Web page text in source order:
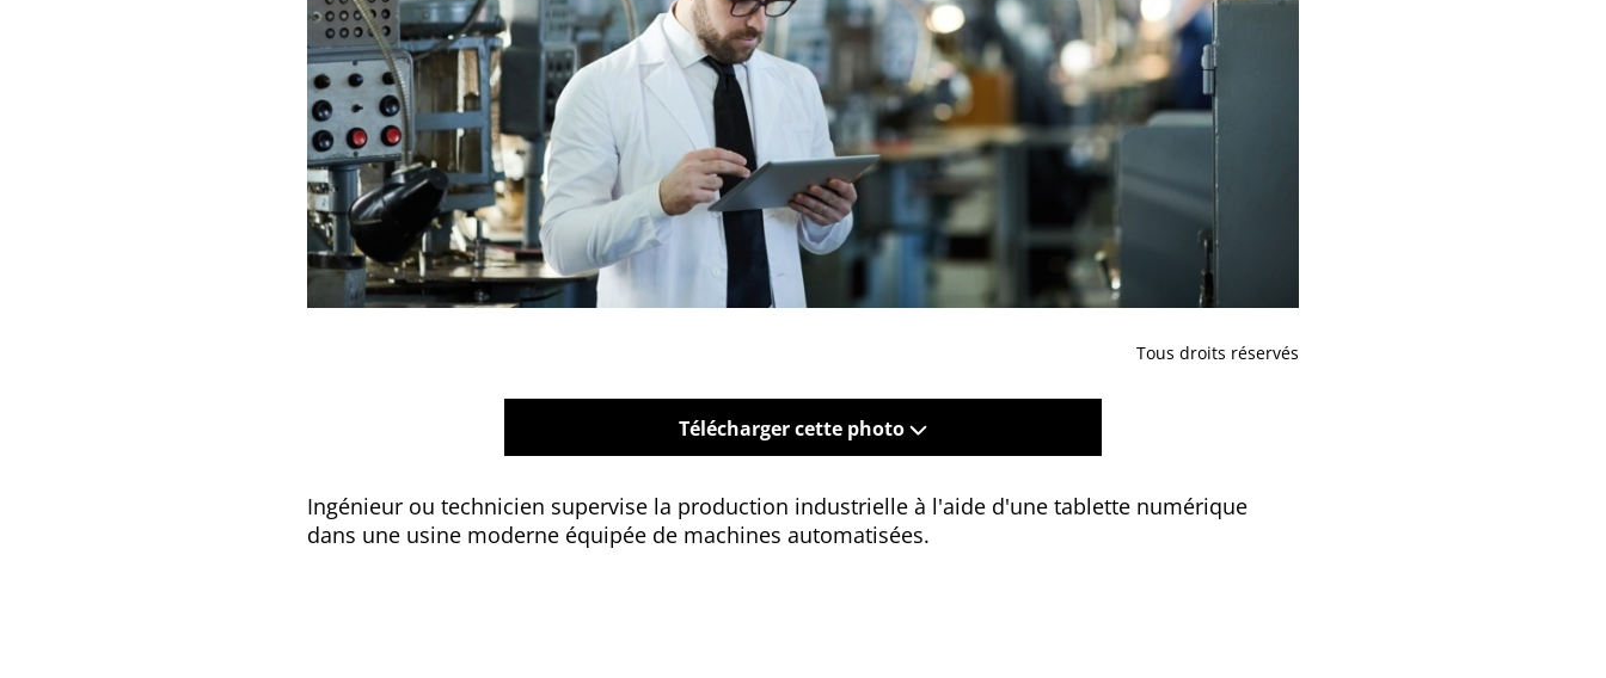
Tous droits réservés
Télécharger cette photo
Ingénieur ou technicien supervise la production industrielle à l'aide d'une tablette numérique
dans une usine moderne équipée de machines automatisées.